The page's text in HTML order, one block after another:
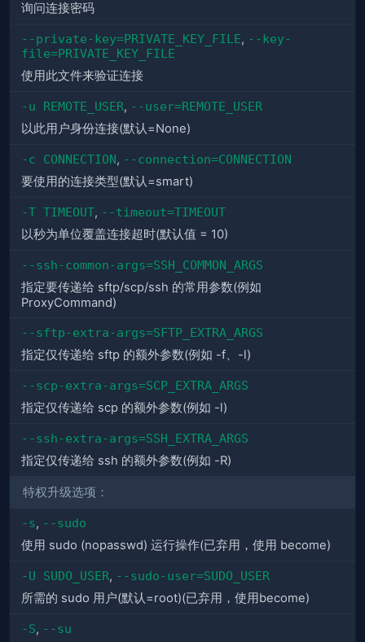
询问连接密码
--private-key=PRIVATE_KEY_FILE, --key-
file=PRIVATE_KEY_FILE
使用此文件来验证连接
-u REMOTE_USER, --user=REMOTE_USER
以此用户身份连接(默认=None)
-c CONNECTION, --connection=CONNECTION
要使用的连接类型(默认=smart)
-T TIMEOUT, --timeout=TIMEOUT
以秒为单位覆盖连接超时(默认值 = 10)
--ssh-common-args=SSH_COMMON_ARGS
指定要传递给 sftp/scp/ssh 的常用参数(例如
ProxyCommand)
--sftp-extra-args=SFTP_EXTRA_ARGS
指定仅传递给 sftp 的额外参数(例如 -f、-l)
--scp-extra-args=SCP_EXTRA_ARGS
指定仅传递给 scp 的额外参数(例如 -l)
--ssh-extra-args=SSH_EXTRA_ARGS
指定仅传递给 ssh 的额外参数(例如 -R)
特权升级选项：
-s, --sudo
使用 sudo (nopasswd) 运行操作(已弃用，使用 become)
-U SUDO_USER, --sudo-user=SUDO_USER
所需的 sudo 用户(默认=root)(已弃用，使用become)
-S, --su